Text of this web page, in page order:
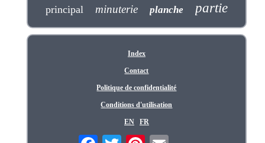
principal minuterie planche partie
Index
Contact
Politique de confidentialité
Conditions d'utilisation
EN FR